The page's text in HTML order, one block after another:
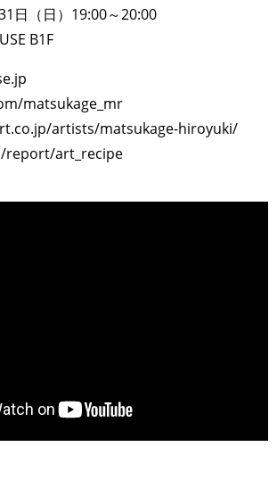
日（日）19:00～20:00
B1F
matsukage_mr
artists/matsukage-hiroyuki/
report/art_recipe